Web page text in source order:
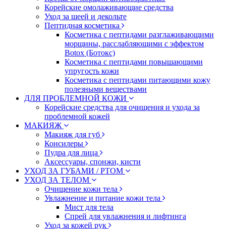
Корейские омолаживающие средства
Уход за шеей и декольте
Пептидная косметика
Косметика с пептидами разглаживающими
морщины, расслабляющими с эффектом
Botox (Ботокс)
Косметика с пептидами повышающими
упругость кожи
Косметика с пептидами питающими кожу
полезными веществами
ДЛЯ ПРОБЛЕМНОЙ КОЖИ
Корейские средства для очищения и ухода за
проблемной кожей
МАКИЯЖ
Макияж для губ
Консилеры
Пудра для лица
Аксессуары, спонжи, кисти
УХОД ЗА ГУБАМИ / РТОМ
УХОД ЗА ТЕЛОМ
Очищение кожи тела
Увлажнение и питание кожи тела
Мист для тела
Спрей для увлажнения и лифтинга
Уход за кожей рук